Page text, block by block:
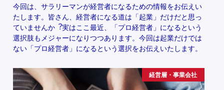
今回は、サラリーマンが経営者になるための情報をお伝えい
たします。皆さん、経営者になる道は「起業」だけだと思っ
ていませんか︖実はここ最近、「プロ経営者」になるという
選択肢もメジャーになりつつあります。今回は起業だけでは
ない「プロ経営者」になるという選択をお伝えいたします。
経営層・事業会社